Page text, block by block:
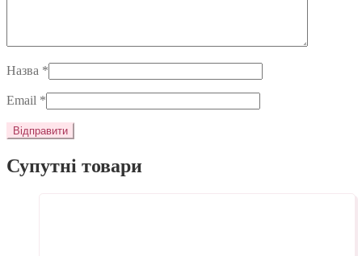
Назва *
Email *
Супутні товари